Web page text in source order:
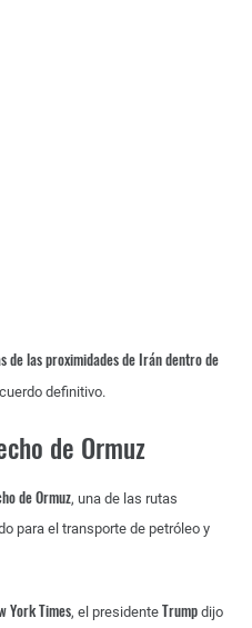
de las proximidades de Irán dentro de
definitivo.
de Ormuz
de Ormuz, una de las rutas
para el transporte de petróleo y
York Times, el presidente Trump dijo